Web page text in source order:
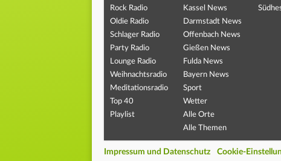
Rock Radio
Oldie Radio
Schlager Radio
Party Radio
Lounge Radio
Weihnachtsradio
Meditationsradio
Top 40
Playlist
Kassel News
Darmstadt News
Offenbach News
Gießen News
Fulda News
Bayern News
Sport
Wetter
Alle Orte
Alle Themen
Impressum und Datenschutz Cookie-